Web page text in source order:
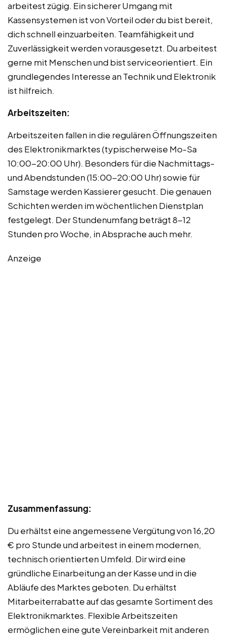
arbeitest zügig. Ein sicherer Umgang mit
Kassensystemen ist von Vorteil oder du bist bereit,
dich schnell einzuarbeiten. Teamfähigkeit und
Zuverlässigkeit werden vorausgesetzt. Du arbeitest
gerne mit Menschen und bist serviceorientiert. Ein
grundlegendes Interesse an Technik und Elektronik
ist hilfreich.
Arbeitszeiten:
Arbeitszeiten fallen in die regulären Öffnungszeiten
des Elektronikmarktes (typischerweise Mo-Sa
10:00-20:00 Uhr). Besonders für die Nachmittags-
und Abendstunden (15:00-20:00 Uhr) sowie für
Samstage werden Kassierer gesucht. Die genauen
Schichten werden im wöchentlichen Dienstplan
festgelegt. Der Stundenumfang beträgt 8-12
Stunden pro Woche, in Absprache auch mehr.
Anzeige
Zusammenfassung:
Du erhältst eine angemessene Vergütung von 16,20
€ pro Stunde und arbeitest in einem modernen,
technisch orientierten Umfeld. Dir wird eine
gründliche Einarbeitung an der Kasse und in die
Abläufe des Marktes geboten. Du erhältst
Mitarbeiterrabatte auf das gesamte Sortiment des
Elektronikmarktes. Flexible Arbeitszeiten
ermöglichen eine gute Vereinbarkeit mit anderen